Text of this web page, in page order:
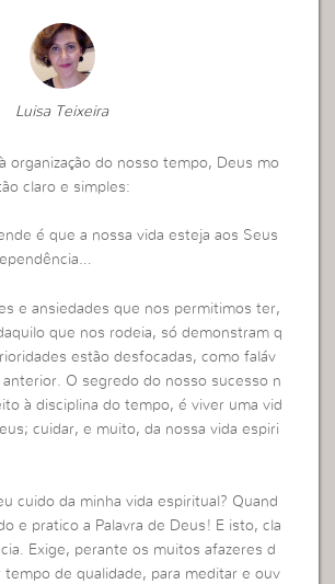
Luisa Teixeira
organização do nosso tempo, Deus mo
claro e simples:
é que a nossa vida esteja aos Seus
e ansiedades que nos permitimos ter,
que nos rodeia, só demonstram q
estão desfocadas, como faláv
O segredo do nosso sucesso n
à disciplina do tempo, é viver uma vid
cuidar, e muito, da nossa vida espiri
cuido da minha vida espiritual? Quand
e pratico a Palavra de Deus! E isto, cla
Exige, perante os muitos afazeres d
tempo de qualidade, para meditar e ouv